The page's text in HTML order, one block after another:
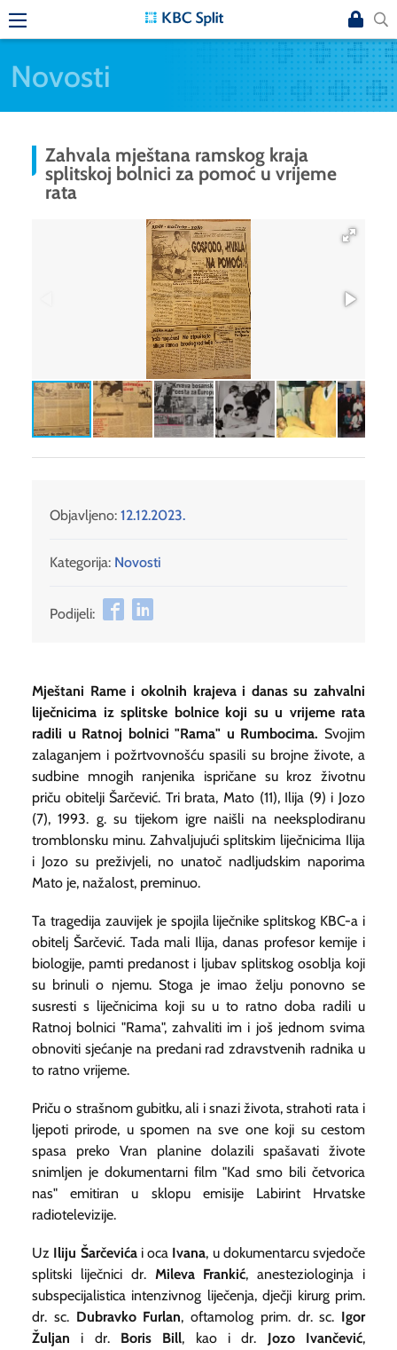
Novosti
Zahvala mještana ramskog kraja
splitskoj bolnici za pomoć u vrijeme
rata
Objavljeno: 12.12.2023.
Kategorija: Novosti
Podijeli:
Mještani Rame i okolnih krajeva i danas su zahvalni
liječnicima iz splitske bolnice koji su u vrijeme rata
radili u Ratnoj bolnici "Rama" u Rumbocima. Svojim
zalaganjem i požrtvovnošću spasili su brojne živote, a
sudbine mnogih ranjenika ispričane su kroz životnu
priču obitelji Šarčević. Tri brata, Mato (11), Ilija (9) i Jozo
(7), 1993. g. su tijekom igre naišli na neeksplodiranu
tromblonsku minu. Zahvaljujući splitskim liječnicima Ilija
i Jozo su preživjeli, no unatoč nadljudskim naporima
Mato je, nažalost, preminuo.
Ta tragedija zauvijek je spojila liječnike splitskog KBC-a i
obitelj Šarčević. Tada mali Ilija, danas profesor kemije i
biologije, pamti predanost i ljubav splitskog osoblja koji
su brinuli o njemu. Stoga je imao želju ponovno se
susresti s liječnicima koji su u to ratno doba radili u
Ratnoj bolnici "Rama", zahvaliti im i još jednom svima
obnoviti sjećanje na predani rad zdravstvenih radnika u
to ratno vrijeme.
Priču o strašnom gubitku, ali i snazi života, strahoti rata i
ljepoti prirode, u spomen na sve one koji su cestom
spasa preko Vran planine dolazili spašavati živote
snimljen je dokumentarni film "Kad smo bili četvorica
nas" emitiran u sklopu emisije Labirint Hrvatske
radiotelevizije.
Uz Iliju Šarčevićai oca Ivana, u dokumentarcu svjedoče
splitski liječnici dr. Mileva Frankić, anesteziologinja i
subspecijalistica intenzivnog liječenja, dječji kirurg prim.
dr. sc. Dubravko Furlan, oftamolog prim. dr. sc. Igor
Žuljan i dr. Boris Bill, kao i dr. Jozo Ivančević,